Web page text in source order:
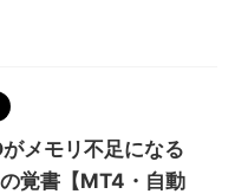
メモリ不足になる
覚書【MT4・自動